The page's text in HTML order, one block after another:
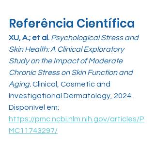
Referência Científica
XU, A.; et al. Psychological Stress and
Skin Health: A Clinical Exploratory
Study on the Impact of Moderate
Chronic Stress on Skin Function and
Aging. Clinical, Cosmetic and
Investigational Dermatology, 2024.
Disponível em:
https://pmc.ncbi.nlm.nih.gov/articles/P
MC11743297/